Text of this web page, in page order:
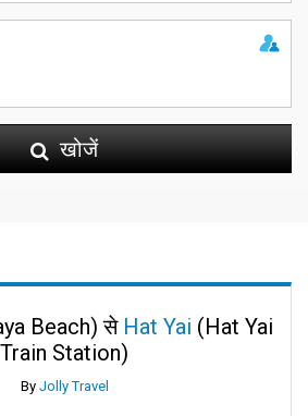
खोजें
Beach) से Hat Yai (Hat Yai
Train Station)
By Jolly Travel